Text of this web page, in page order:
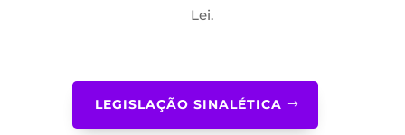
Lei.
LEGISLAÇÃO SINALÉTICA